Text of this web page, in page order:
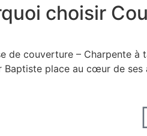
choisir
de couverture – Charpente à
Baptiste place au cœur de